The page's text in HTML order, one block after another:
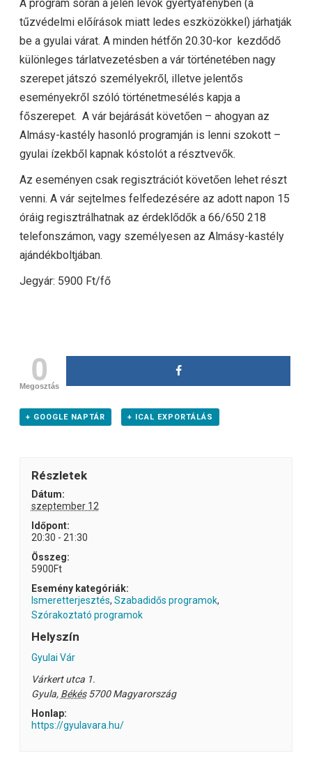
A program során a jelen lévők gyertyafényben (a
tűzvédelmi előírások miatt ledes eszközökkel) járhatják
be a gyulai várat. A minden hétfőn 20.30-kor kezdődő
különleges tárlatvezetésben a vár történetében nagy
szerepet játszó személyekről, illetve jelentős
eseményekről szóló történetmesélés kapja a
főszerepet. A vár bejárását követően – ahogyan az
Almásy-kastély hasonló programján is lenni szokott –
gyulai ízekből kapnak kóstolót a résztvevők.
Az eseményen csak regisztrációt követően lehet részt
venni. A vár sejtelmes felfedezésére az adott napon 15
óráig regisztrálhatnak az érdeklődők a 66/650 218
telefonszámon, vagy személyesen az Almásy-kastély
ajándékboltjában.
Jegyár: 5900 Ft/fő
0
Megosztás
+ GOOGLE NAPTÁR + ICAL EXPORTÁLÁS
Részletek
Dátum:
szeptember 12
Időpont:
20:30 - 21:30
Összeg:
5900Ft
Esemény kategóriák:
Ismeretterjesztés, Szabadidős programok,
Szórakoztató programok
Helyszín
Gyulai Vár
Várkert utca 1.
Gyula, Békés 5700 Magyarország
Honlap:
https://gyulavara.hu/